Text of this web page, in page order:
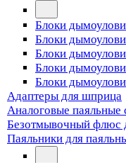
Блоки
Блоки
Блоки
Блоки
Блоки
Адаптеры для шприца
Аналоговые паяльные
Безотмывочный флюс
Паяльники для